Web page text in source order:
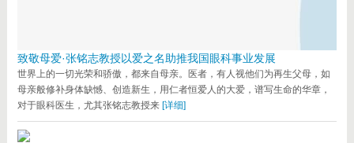
致敬母爱·张铭志教授以爱之名助推我国眼科事业发展
世界上的一切光荣和骄傲，都来自母亲。医者，有人视他们为再生父母，如
母亲般修补身体缺憾、创造新生，用仁者恒爱人的大爱，谱写生命的华章，
对于眼科医生，尤其张铭志教授来 [详细]